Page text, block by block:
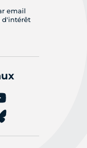
email
d'intérêt